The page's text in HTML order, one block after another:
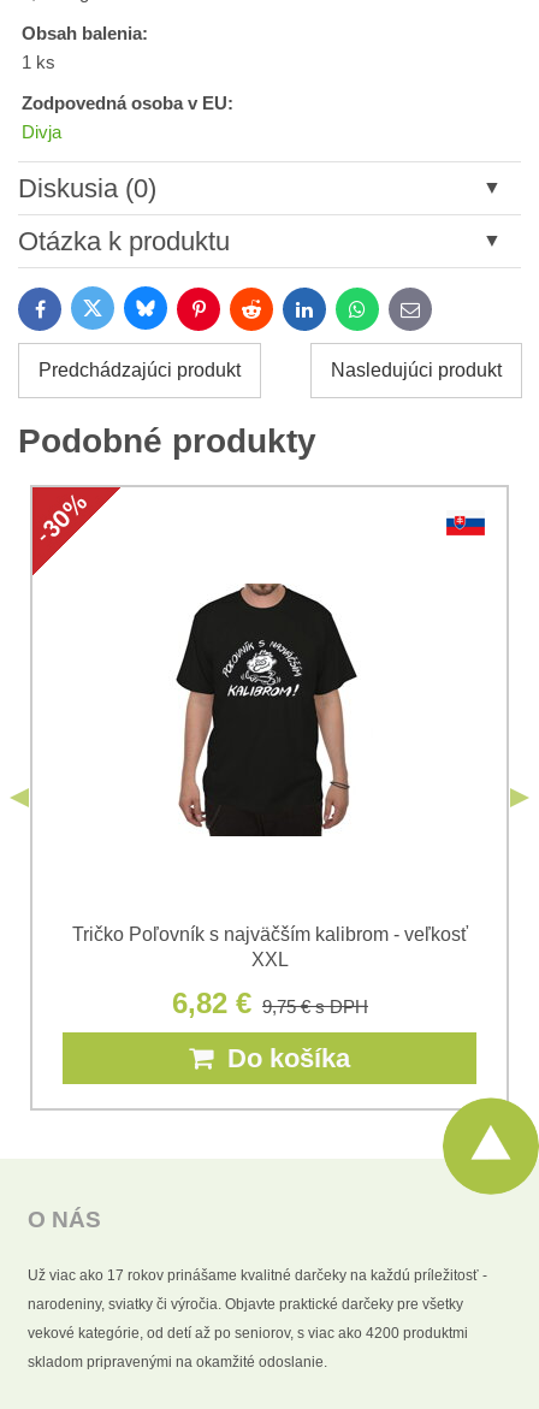
Obsah balenia:
1 ks
Zodpovedná osoba v EU:
Divja
Diskusia (0)
Nový komentár
Názov:
Meno:*
Súhlasím so spracovaním osobných údajov za účelom
odoslania formulára. Oboznámil som sa s
Ochrany osobných údajov
spoločnosti Bomba
Otázka k produktu
*
Váš e-mail:*
Vaša otázka k produktu:
FacebookTwitter BlueskyPinterestReddit LinkedInWhatsApp
E-
mail
Predchádzajúci produkt Nasledujúci produkt
Podobné produkty
Tričko Poľovník s najväčším kalibrom - veľkosť
XXL
6,82 € 9,75 €s DPH
Do košíka
O NÁS
Už viac ako 17 rokov prinášame kvalitné darčeky na každú príležitosť -
narodeniny, sviatky či výročia. Objavte praktické darčeky pre všetky
vekové kategórie, od detí až po seniorov, s viac ako 4200 produktmi
skladom pripravenými na okamžité odoslanie.